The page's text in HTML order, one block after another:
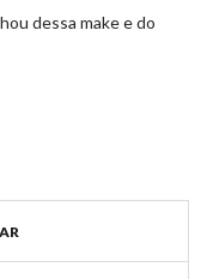
dessa make e do